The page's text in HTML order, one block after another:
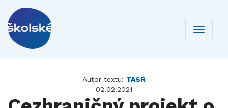
Toggle
Autor textu: TASR
02.02.2021